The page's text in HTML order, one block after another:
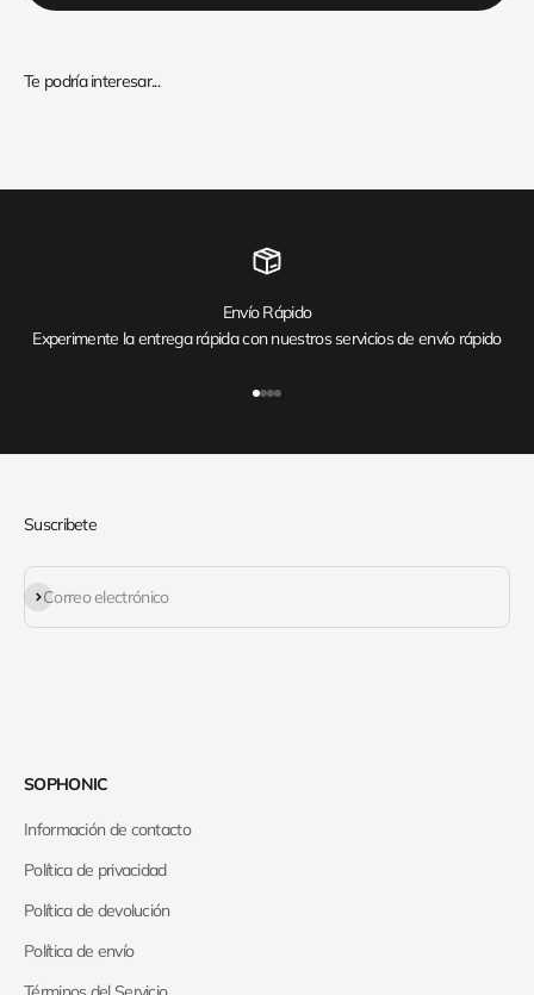
Envío Rápido
Experimente la entrega rápida con nuestros servicios de envío rápido
Suscribete
Correo electrónico
Suscribirse
SOPHONIC
Información de contacto
Política de privacidad
Política de devolución
Política de envío